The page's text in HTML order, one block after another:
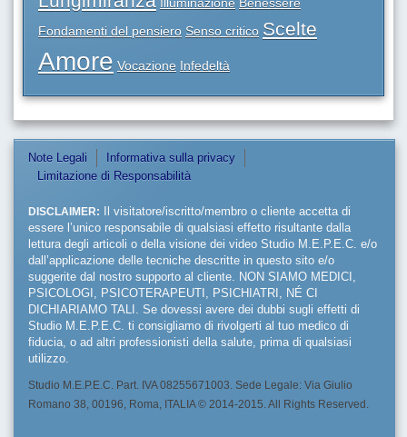
Fondamenti del pensiero Senso critico Scelte
Amore Vocazione Infedeltà
Note Legali
Informativa sulla privacy
Limitazione di Responsabilità
DISCLAIMER: Il visitatore/iscritto/membro o cliente accetta di
essere l’unico responsabile di qualsiasi effetto risultante dalla
lettura degli articoli o della visione dei video Studio M.E.P.E.C. e/o
dall’applicazione delle tecniche descritte in questo sito e/o
suggerite dal nostro supporto al cliente. NON SIAMO MEDICI,
PSICOLOGI, PSICOTERAPEUTI, PSICHIATRI, NÉ CI
DICHIARIAMO TALI. Se dovessi avere dei dubbi sugli effetti di
Studio M.E.P.E.C. ti consigliamo di rivolgerti al tuo medico di
fiducia, o ad altri professionisti della salute, prima di qualsiasi
utilizzo.
Studio M.E.P.E.C. Part. IVA 08255671003. Sede Legale: Via Giulio
Romano 38, 00196, Roma, ITALIA © 2014-2015. All Rights Reserved.